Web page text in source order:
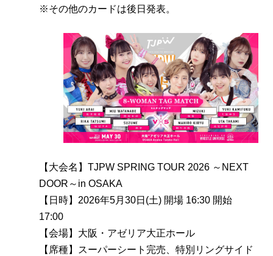
※その他のカードは後日発表。
【大会名】TJPW SPRING TOUR 2026 ～NEXT
DOOR～in OSAKA
【日時】2026年5月30日(土) 開場 16:30 開始
17:00
【会場】大阪・アゼリア大正ホール
【席種】スーパーシート完売、特別リングサイド